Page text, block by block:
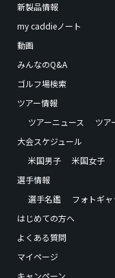
新製品情報
my caddieノート
動画
みんなのQ&A
ゴルフ場検索
ツアー情報
ツアーニュース
ツア
大会スケジュール
米国男子
米国女子
選手情報
選手名鑑
フォトギ
はじめての方へ
よくある質問
マイページ
キャンペーン